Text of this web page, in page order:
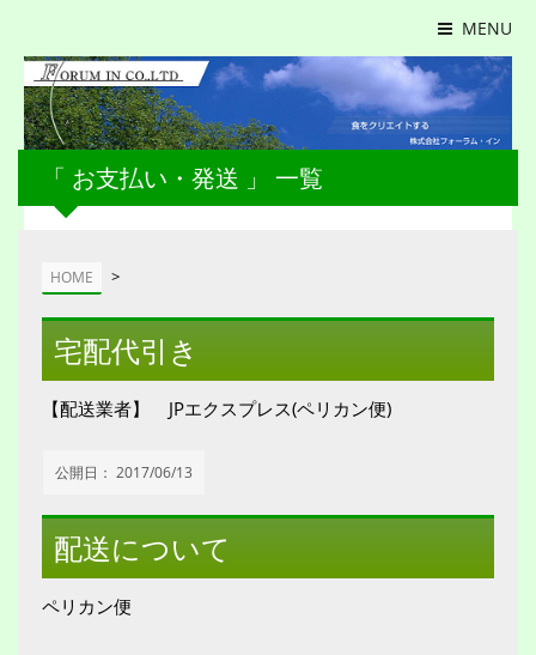
MENU
「 お支払い・発送 」 一覧
HOME >
宅配代引き
【配送業者】 JPエクスプレス(ペリカン便)
公開日： 2017/06/13
配送について
ペリカン便